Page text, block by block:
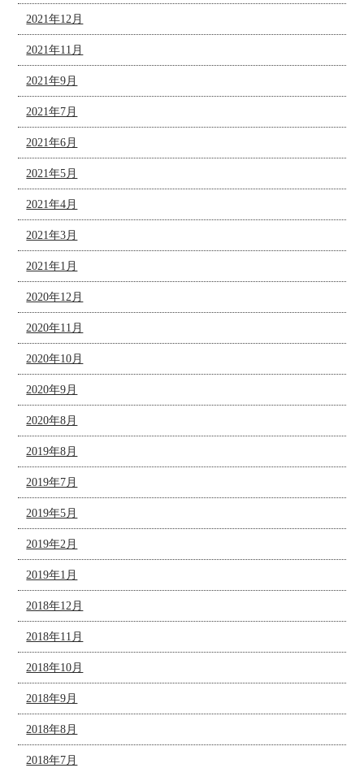
2021年12月
2021年11月
2021年9月
2021年7月
2021年6月
2021年5月
2021年4月
2021年3月
2021年1月
2020年12月
2020年11月
2020年10月
2020年9月
2020年8月
2019年8月
2019年7月
2019年5月
2019年2月
2019年1月
2018年12月
2018年11月
2018年10月
2018年9月
2018年8月
2018年7月